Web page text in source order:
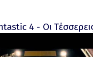
Hulk - 2008
4 - Οι